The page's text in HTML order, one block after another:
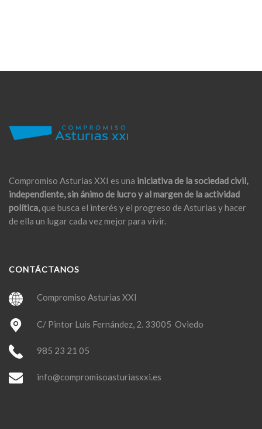
Compromiso Asturias XXI es una iniciativa de la sociedad civil,
independiente, sin ánimo de lucro y al margen de la actividad
política,que busca el interés y el progreso de Asturias y hacer
de ella un lugar cada vez mejor para vivir.
CONTÁCTANOS
Compromiso Asturias XXI
C/ Pintor Luis Fernández, 2. 33005 Oviedo
985 23 21 05
info@compromisoasturiasxxi.es